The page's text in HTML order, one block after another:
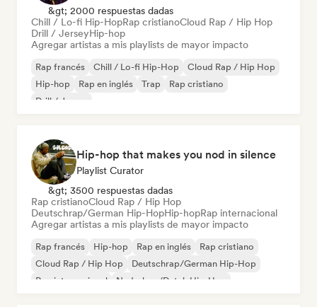
&gt; 2000 respuestas dadas
Chill / Lo-fi Hip-HopRap cristianoCloud Rap / Hip Hop
Drill / JerseyHip-hop
Agregar artistas a mis playlists de mayor impacto
Rap francés Chill / Lo-fi Hip-Hop
Cloud Rap / Hip Hop
Hip-hop
Rap en inglés Trap
Rap cristiano
Drill / Jersey
Hip-hop that makes you nod in silence
Playlist Curator
&gt; 3500 respuestas dadas
Rap cristianoCloud Rap / Hip Hop
Deutschrap/German Hip-HopHip-hopRap internacional
Agregar artistas a mis playlists de mayor impacto
Rap francés Hip-hop Rap en inglés
Rap cristiano
Cloud Rap / Hip Hop
Deutschrap/German Hip-Hop
Rap internacional
Nederhop/Dutch Hip-Hop